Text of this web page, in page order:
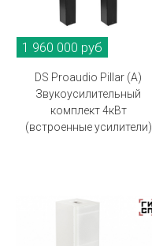
1 960 000 руб
DS Proaudio Pillar (A)
Звукоусилительный
комплект 4кВт
(встроенные усилители)